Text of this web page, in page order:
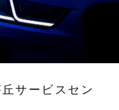
サービスセン